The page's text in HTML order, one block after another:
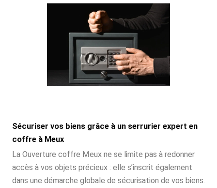
Sécuriser vos biens grâce à un serrurier expert en
coffre à Meux
La Ouverture coffre Meux ne se limite pas à redonner
accès à vos objets précieux : elle s’inscrit également
dans une démarche globale de sécurisation de vos biens.